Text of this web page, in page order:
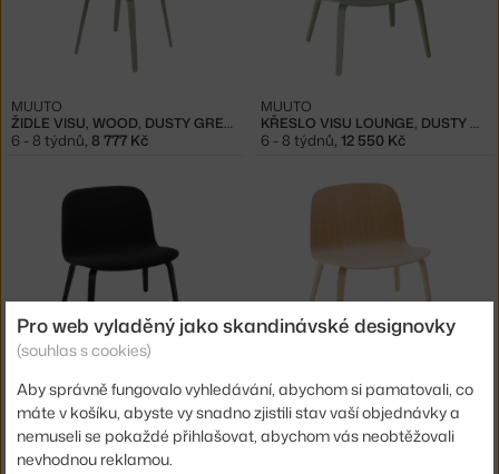
ŽIDLE VISU, WOOD, DUSTY GREEN
MUUTO
6 - 8 týdnů, 8 777 Kč
KŘESLO VISU LOUNGE, DUSTY GREEN
MUUTO
6 - 8 týdnů, 12 550 Kč
ČALOUNĚNÉ KŘESLO VISU, BLACK
6 - 8 týdnů ,19 240 Kč
KŘESLO VISU LOUNGE, OAK
6 - 8 týdnů 12 550 Kč
Pro web vyladěný jako skandinávské designovky
(souhlas s cookies)
Aby správně fungovalo vyhledávání, abychom si pamatovali, co
máte v košíku, abyste vy snadno zjistili stav vaší objednávky a
nemuseli se pokaždé přihlašovat, abychom vás neobtěžovali
nevhodnou reklamou.